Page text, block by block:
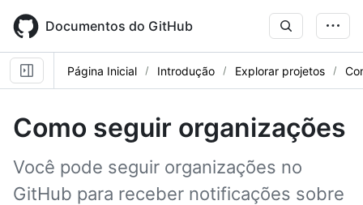
main
content
Documentos do GitHub
Página Inicial Introdução Explorar projetos
Como seguir organizações
Você pode seguir organizações no
GitHub para receber notificações sobre